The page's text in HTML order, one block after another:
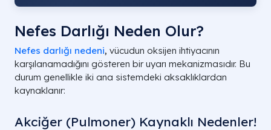
Nefes Darlığı Neden Olur?
Nefes darlığı nedeni, vücudun oksijen ihtiyacının
karşılanamadığını gösteren bir uyarı mekanizmasıdır. Bu
durum genellikle iki ana sistemdeki aksaklıklardan
kaynaklanır:
Akciğer (Pulmoner) Kaynaklı Nedenler!